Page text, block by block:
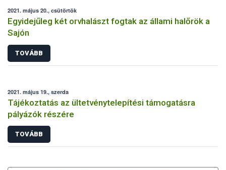
2021. május 20., csütörtök
Egyidejűleg két orvhalászt fogtak az állami halőrök a
Sajón
TOVÁBB
2021. május 19., szerda
Tájékoztatás az ültetvénytelepítési támogatásra
pályázók részére
TOVÁBB